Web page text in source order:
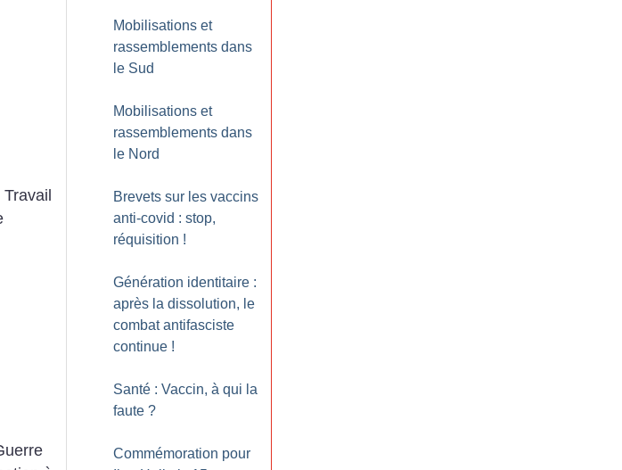
Mobilisations et
rassemblements dans
le Sud
Mobilisations et
rassemblements dans
le Nord
Brevets sur les vaccins
anti-covid : stop,
réquisition !
Génération identitaire :
après la dissolution, le
combat antifasciste
continue !
Santé : Vaccin, à qui la
faute ?
Commémoration pour